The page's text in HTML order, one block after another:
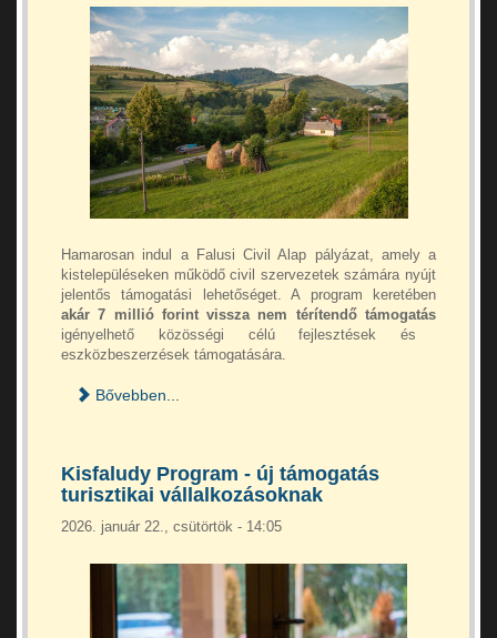
Hamarosan indul a Falusi Civil Alap pályázat, amely a
kistelepüléseken működő civil szervezetek számára nyújt
jelentős támogatási lehetőséget. A program keretében
akár 7 millió forint vissza nem térítendő támogatás
igényelhető közösségi célú fejlesztések és
eszközbeszerzések támogatására.
Bővebben...
Kisfaludy Program - új támogatás
turisztikai vállalkozásoknak
2026. január 22., csütörtök - 14:05